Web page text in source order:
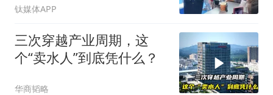
钛媒体APP
三次穿越产业周期，这
个“卖水人”到底凭什么？
华商韬略